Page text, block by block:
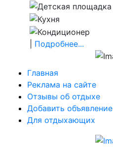
Подробнее...
Главная
Реклама на сайте
Отзывы об отдыхе
Добавить объявление
Для отдыхающих